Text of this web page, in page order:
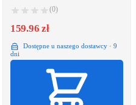
(0)
159.96 zł
Dostępne u naszego dostawcy · 9
dni